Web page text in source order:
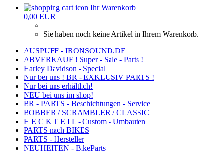
Ihr Warenkorb
0,00 EUR
Sie haben noch keine Artikel in Ihrem Warenkorb.
AUSPUFF - IRONSOUND.DE
ABVERKAUF ! Super - Sale - Parts !
Harley Davidson - Special
Nur bei uns ! BR - EXKLUSIV PARTS !
Nur bei uns erhältlich!
NEU bei uns im shop!
BR - PARTS - Beschichtungen - Service
BOBBER / SCRAMBLER / CLASSIC
H E C K T E I L - Custom - Umbauten
PARTS nach BIKES
PARTS - Hersteller
NEUHEITEN - BikeParts